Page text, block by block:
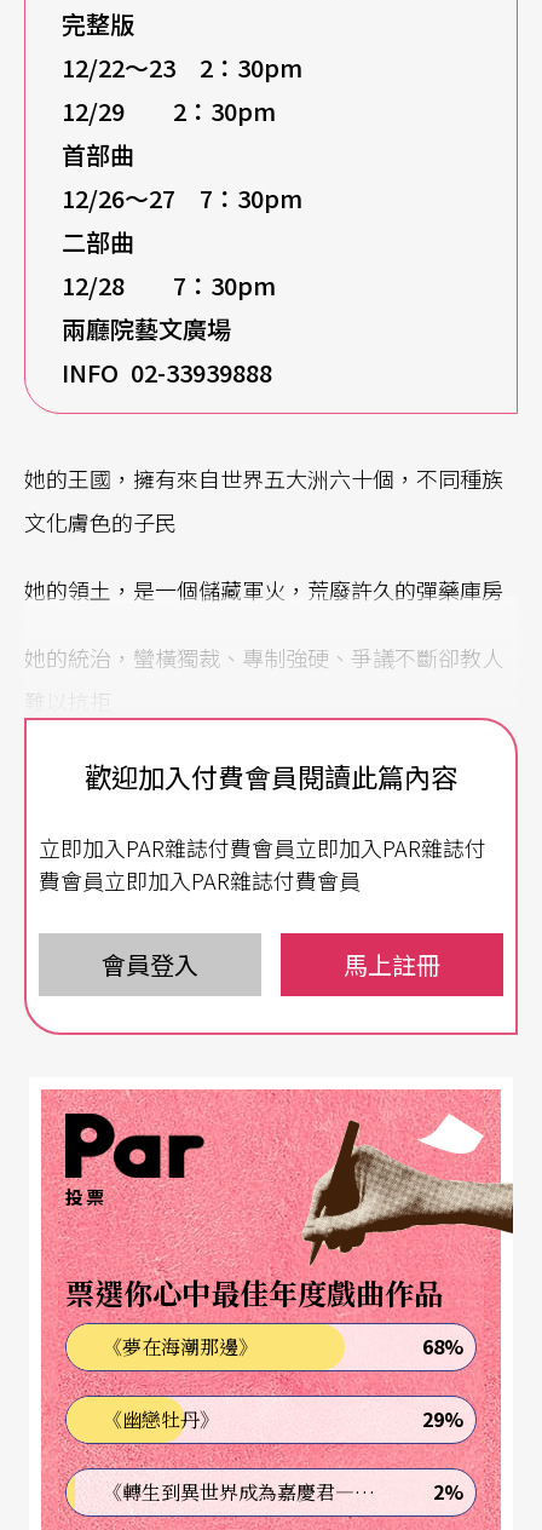
完整版
12/22～23 2：30pm
12/29 2 ：30pm
首部曲
12/26～27 7：30pm
二部曲
12/28 7 ：30pm
兩廳院藝文廣場
INFO 02-33939888
她的王國，擁有來自世界五大洲六十個，不同種族
文化膚色的子民
她的領土，是一個儲藏軍火，荒廢許久的彈藥庫房
她的統治，蠻橫獨裁、專制強硬、爭議不斷卻教人
難以抗拒
她的作品，寓西方文本於東方形式，美學風格獨一
她的關懷，相信藝術能改變世界，企圖在政治洪流
一位偉大的女導演與她打造的戲劇王國──
崛起於法國六八學運，陽光劇團以「東方劇場」為
美學形式，以現今棘手的政治問題為作品議題，不
斷探索藝術與真實的距離，從中找回驚奇與想像的
能力，改變我們與世界的關係。
四十年來，陽光劇團一如兀自照耀的太陽，在時代
洪流中屹立，在騷動不安的年代，給我們擁抱生命
的勇氣！
趁著莫努虛金此回將率陽光劇團來台演出最新作品
《浮生若夢》，本刊特別帶領讀者，透過莫奴虛金
歡迎加入付費會員閱讀此篇內容
立即加入PAR雜誌付費會員立即加入PAR雜誌付
費會員立即加入PAR雜誌付費會員
會員登入 馬上註冊
投票
票選你心中最佳年度戲曲作品
《夢在海潮那邊》 68%
《幽戀牡丹》 29%
《轉生到異世界成為嘉慶君—發現我的祖先是詐騙集團!?》 2%